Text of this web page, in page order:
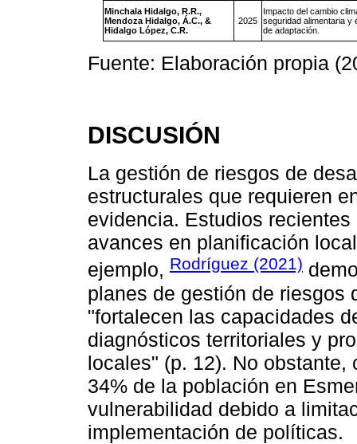
Minchala Hidalgo, R.R.,
Mendoza Hidalgo, Á.C., &
Hidalgo López, C.R.
2025
Impacto del cambio
seguridad alimentaria y
de adaptación.
Fuente: Elaboración propia
DISCUSIÓN
La gestión de riesgos de
estructurales que requieren
evidencia. Estudios
avances en planificación
ejemplo, Rodríguez (2021)
planes de gestión de riesgos
"fortalecen las capacidades
diagnósticos territoriales y
locales" (p. 12). No
34% de la población en
vulnerabilidad debido a
implementación de políticas.